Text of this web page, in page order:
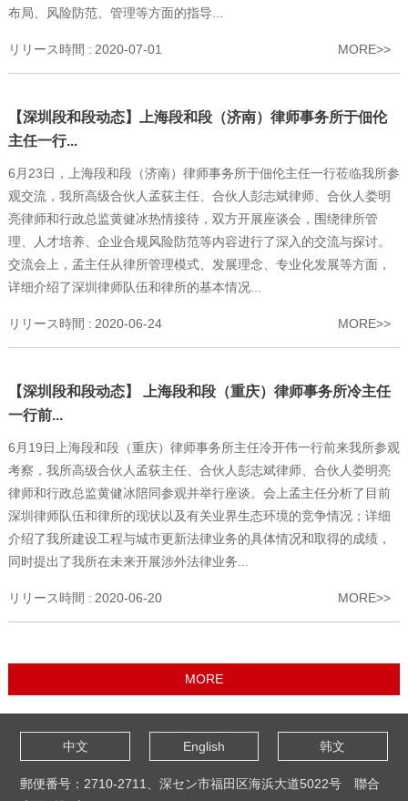
布局、风险防范、管理等方面的指导...
リリース時間 : 2020-07-01 MORE>>
【深圳段和段动态】上海段和段（济南）律师事务所于佃伦
主任一行...
6月23日，上海段和段（济南）律师事务所于佃伦主任一行莅临我所参
观交流，我所高级合伙人孟荻主任、合伙人彭志斌律师、合伙人娄明
亮律师和行政总监黄健冰热情接待，双方开展座谈会，围绕律所管
理、人才培养、企业合规风险防范等内容进行了深入的交流与探讨。
交流会上，孟主任从律所管理模式、发展理念、专业化发展等方面，
详细介绍了深圳律师队伍和律所的基本情况...
リリース時間 : 2020-06-24 MORE>>
【深圳段和段动态】 上海段和段（重庆）律师事务所冷主任
一行前...
6月19日上海段和段（重庆）律师事务所主任冷开伟一行前来我所参观
考察，我所高级合伙人孟荻主任、合伙人彭志斌律师、合伙人娄明亮
律师和行政总监黄健冰陪同参观并举行座谈。会上孟主任分析了目前
深圳律师队伍和律所的现状以及有关业界生态环境的竞争情况；详细
介绍了我所建设工程与城市更新法律业务的具体情况和取得的成绩，
同时提出了我所在未来开展涉外法律业务...
リリース時間 : 2020-06-20 MORE>>
中文 English 韩文
郵便番号：2710-2711、深セン市福田区海浜大道5022号 聯合